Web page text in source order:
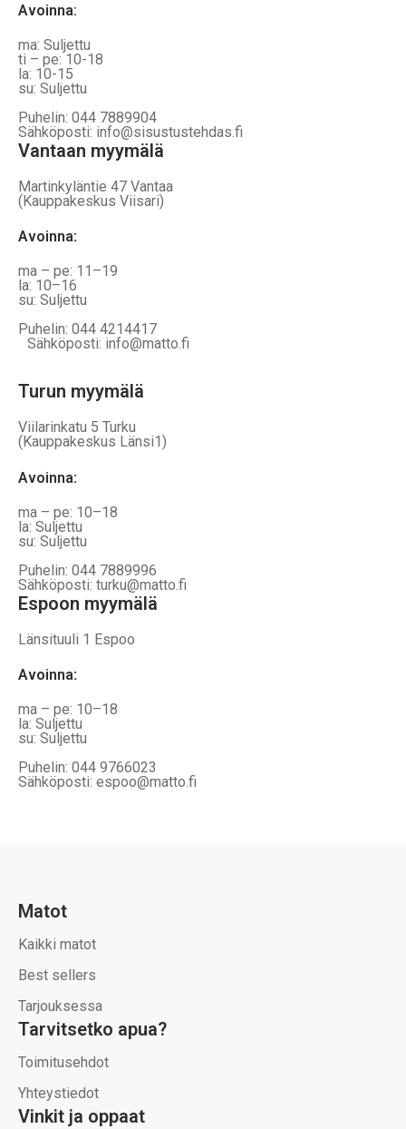
Avoinna:
ma: Suljettu
ti – pe: 10-18
la: 10-15
su: Suljettu
Puhelin: 044 7889904
Sähköposti: info@sisustustehdas.fi
Vantaan myymälä
Martinkyläntie 47 Vantaa
(Kauppakeskus Viisari)
Avoinna:
ma – pe: 11–19
la: 10–16
su: Suljettu
Puhelin: 044 4214417
Sähköposti: info@matto.fi
Turun myymälä
Viilarinkatu 5 Turku
(Kauppakeskus Länsi1)
Avoinna:
ma – pe: 10–18
la: Suljettu
su: Suljettu
Puhelin: 044 7889996
Sähköposti: turku@matto.fi
Espoon myymälä
Länsituuli 1 Espoo
Avoinna:
ma – pe: 10–18
la: Suljettu
su: Suljettu
Puhelin: 044 9766023
Sähköposti: espoo@matto.fi
Matot
Kaikki matot
Best sellers
Tarjouksessa
Tarvitsetko apua?
Toimitusehdot
Yhteystiedot
Vinkit ja oppaat